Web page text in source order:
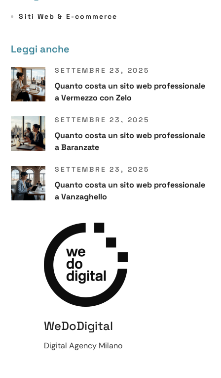
Siti Web & E-commerce
Leggi anche
SETTEMBRE 23, 2025
Quanto costa un sito web professionale
a Vermezzo con Zelo
SETTEMBRE 23, 2025
Quanto costa un sito web professionale
a Baranzate
SETTEMBRE 23, 2025
Quanto costa un sito web professionale
a Vanzaghello
WeDoDigital
Digital Agency Milano